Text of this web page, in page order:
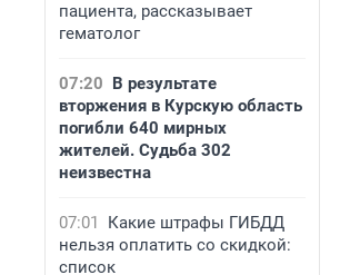
пациента, рассказывает
гематолог
07:20 В результате
вторжения в Курскую область
погибли 640 мирных
жителей. Судьба 302
неизвестна
07:01
Какие штрафы ГИБДД
нельзя оплатить со скидкой:
список